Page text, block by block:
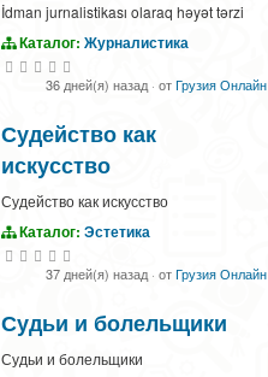
İdman jurnalistikası olaraq həyət tərzi
Каталог: Журналистика
36 дней(я) назад· отГрузия Онлайн
Судейство как
искусство
Судейство как искусство
Каталог: Эстетика
37 дней(я) назад· отГрузия Онлайн
Судьи и болельщики
Судьи и болельщики